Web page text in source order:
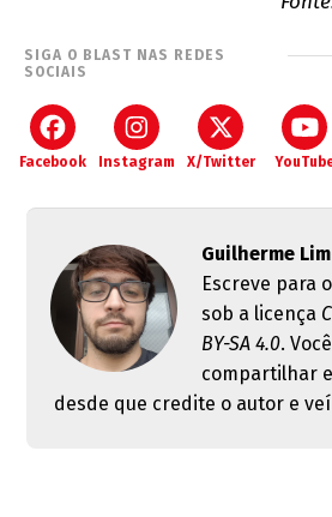
SIGA O BLAST NAS REDES
SOCIAIS
Facebook Instagram X/Twitter
Guilherme
Escreve para
sob a licença
BY-SA 4.0.
compartilhar
desde que credite o autor e